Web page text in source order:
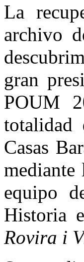
La
archivo
gran
POUM
totalidad
Casas
equipo
Historia
Rovira i